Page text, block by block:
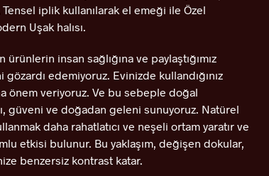
iplik kullanılarak el emeği ile Özel
Uşak halısı.
ürünlerin insan sağlığına ve paylaştığımız
edemiyoruz. Evinizde kullandığınız
önem veriyoruz. Ve bu sebeple doğal
güveni ve doğadan geleni sunuyoruz. Natürel
daha rahatlatıcı ve neşeli ortam yaratır ve
etkisi bulunur. Bu yaklaşım, değişen dokular,
benzersiz kontrast katar.